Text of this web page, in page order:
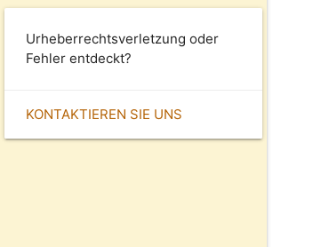
Urheberrechtsverletzung oder
Fehler entdeckt?
KONTAKTIEREN SIE UNS